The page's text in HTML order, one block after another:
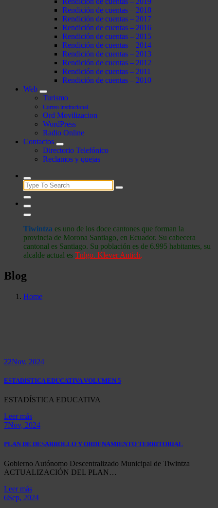
Rendición de cuentas – 2018
Rendición de cuentas – 2017
Rendición de cuentas – 2016
Rendición de cuentas – 2015
Rendición de cuentas – 2014
Rendición de cuentas – 2013
Rendición de cuentas – 2012
Rendición de cuentas – 2011
Rendición de cuentas – 2010
Web
Turismo
Correo institucional
Ord Movilizacion
WordPress
Radio Online
Contactos
Directorio Telefónico
Reclamos y quejas
Search
for:
Tiwintza es uno de los doce cantones que forman la
provincia de Morona Santiago, en Ecuador. Su cabecera
cantonal es Santiago. Su población es de 6.995 habitantes, su
alcalde actual es Tnlgo. Klever Antich.
Blog
Home
22Nov, 2024
ESTADISTICA EDUCATIVA VOLUMEN 5
ESTADÍSTICA EDUCATIVA
Leer más
7Nov, 2024
PLAN DE DESARROLLO Y ORDENAMIENTO TERRITORIAL
Gobierno Autónomo Descentralizado Municipal de Tiwintza
ACTUALIZACIÓN DEL PLAN…
Leer más
6Sep, 2024